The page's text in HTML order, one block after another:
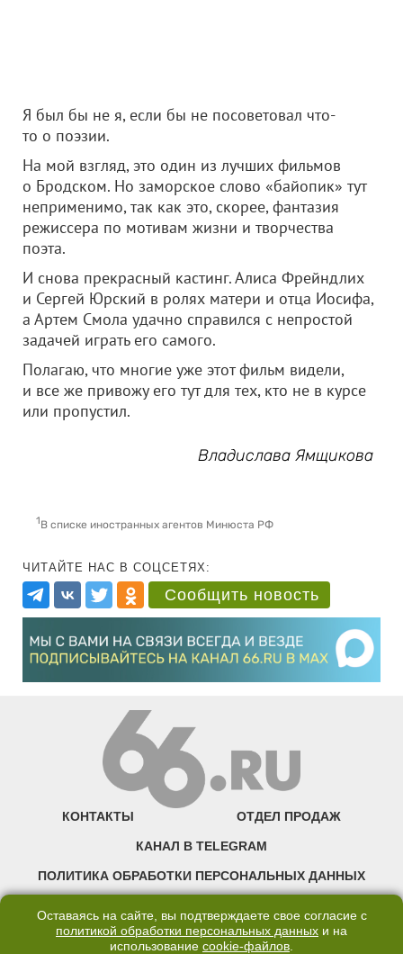
Я был бы не я, если бы не посоветовал что-
то о поэзии.
На мой взгляд, это один из лучших фильмов
о Бродском. Но заморское слово «байопик» тут
неприменимо, так как это, скорее, фантазия
режиссера по мотивам жизни и творчества
поэта.
И снова прекрасный кастинг. Алиса Фрейндлих
и Сергей Юрский в ролях матери и отца Иосифа,
а Артем Смола удачно справился с непростой
задачей играть его самого.
Полагаю, что многие уже этот фильм видели,
и все же привожу его тут для тех, кто не в курсе
или пропустил.
Владислава Ямщикова
1В списке иностранных агентов Минюста РФ
ЧИТАЙТЕ НАС В СОЦСЕТЯХ:
Сообщить новость
КОНТАКТЫ ОТДЕЛ ПРОДАЖ
КАНАЛ В TELEGRAM
ПОЛИТИКА ОБРАБОТКИ ПЕРСОНАЛЬНЫХ ДАННЫХ
©2007—2025 66.RU. Воспроизведение, сообщение, доведение до всеобщего
Оставаясь на сайте, вы подтверждаете свое согласие с
политикой обработки персональных данных и на
использование cookie-файлов.